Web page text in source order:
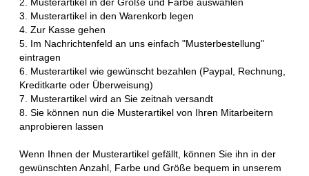
3. Musterartikel in den Warenkorb legen
4. Zur Kasse gehen
5. Im Nachrichtenfeld an uns einfach "Musterbestellung"
eintragen
6. Musterartikel wie gewünscht bezahlen (Paypal, Rechnung,
Kreditkarte oder Überweisung)
7. Musterartikel wird an Sie zeitnah versandt
8. Sie können nun die Musterartikel von Ihren Mitarbeitern
anprobieren lassen
Wenn Ihnen der Musterartikel gefällt, können Sie ihn in der
gewünschten Anzahl, Farbe und Größe bequem in unserem